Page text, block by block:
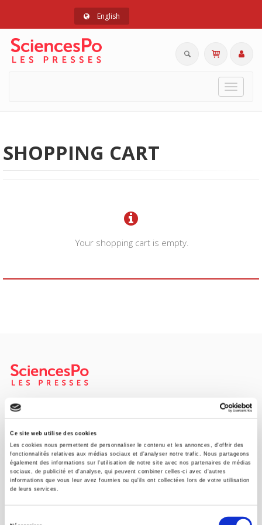
Ce site web utilise des cookies
Les cookies nous permettent de personnaliser le contenu et les annonces, d'offrir des
fonctionnalités relatives aux médias sociaux et d'analyser notre trafic. Nous partageons
également des informations sur l'utilisation de notre site avec nos partenaires de médias
sociaux, de publicité et d'analyse, qui peuvent combiner celles-ci avec d'autres
informations que vous leur avez fournies ou qu'ils ont collectées lors de votre utilisation
de leurs services.
English
Toggle
SHOPPING CART
Your shopping cart is empty.
SCIENCES PO UNIVERSITY PRESS has a threefold role: to publish
original research, to edit reference works for student use, and to
help public and political debate.
CONTACTS
FOREIGN RIGHTS
FOR BOOKSHOPS